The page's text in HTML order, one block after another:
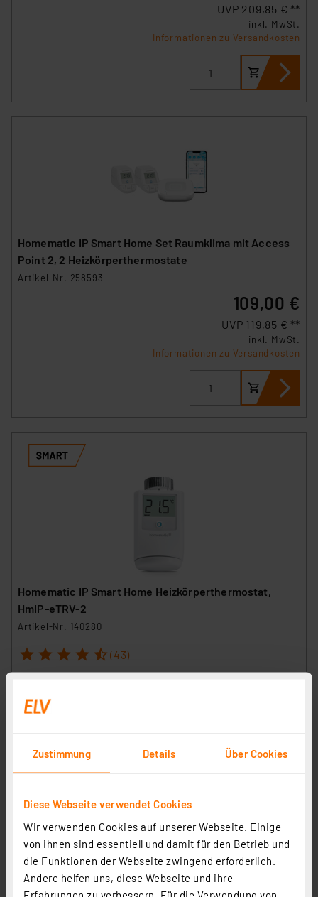
Zustimmung Details Über Cookies
Diese Webseite verwendet Cookies
Wir verwenden Cookies auf unserer Webseite. Einige
von ihnen sind essentiell und damit für den Betrieb und
die Funktionen der Webseite zwingend erforderlich.
Andere helfen uns, diese Webseite und ihre
Erfahrungen zu verbessern. Für die Verwendung von
UVP 209,85 € **
inkl. MwSt.
Informationen zu Versandkosten
Homematic IP Smart Home Set Raumklima mit Access
Point 2, 2 Heizkörperthermostate
Artikel-Nr. 258593
109,00 €
UVP 119,85 € **
inkl. MwSt.
Informationen zu Versandkosten
Homematic IP Smart Home Heizkörperthermostat,
HmIP-eTRV-2
Artikel-Nr. 140280
1 2 3 4 5 (43)